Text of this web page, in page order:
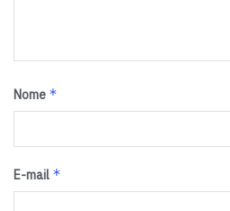
Nome *
E-mail *